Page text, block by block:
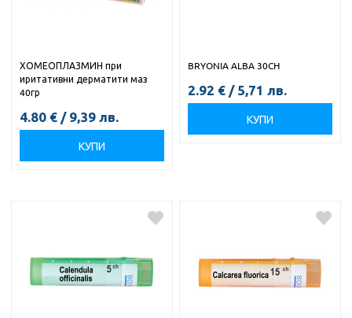
ХОМЕОПЛАЗМИН при
иритативни дерматити маз
40гр
4.80 € / 9,39 лв.
КУПИ
BRYONIA ALBA 30CH
2.92 € / 5,71 лв.
КУПИ